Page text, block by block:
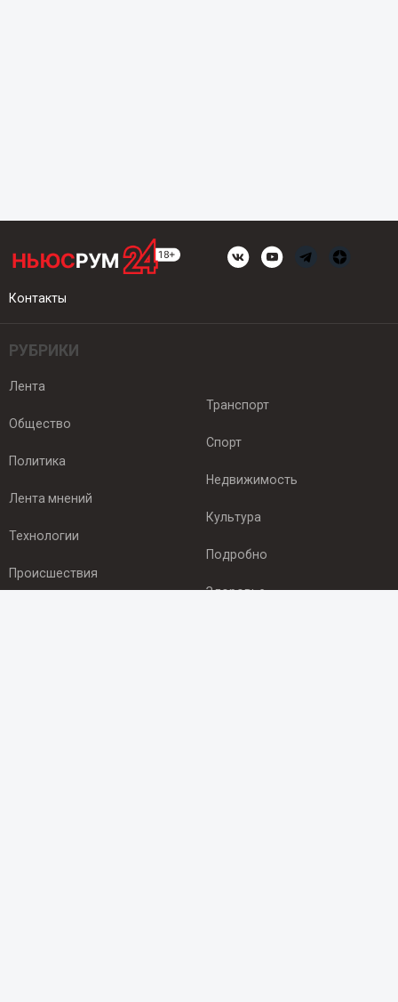
Контакты
РУБРИКИ
Лента
Общество
Политика
Лента мнений
Технологии
Происшествия
Транспорт
Спорт
Недвижимость
Культура
Подробно
Здоровье